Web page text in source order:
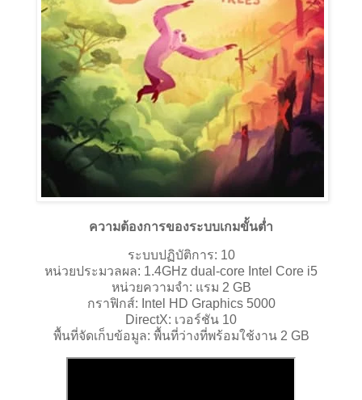
ความต้องการของระบบเกมขั้นต่ำ
ระบบปฏิบัติการ: 10
หน่วยประมวลผล: 1.4GHz dual-core Intel Core i5
หน่วยความจำ: แรม 2 GB
กราฟิกส์: Intel HD Graphics 5000
DirectX: เวอร์ชัน 10
พื้นที่จัดเก็บข้อมูล: พื้นที่ว่างที่พร้อมใช้งาน 2 GB